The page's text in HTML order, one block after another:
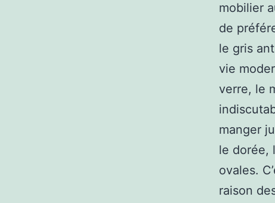
mobilier
de
le gris
vie
verre, le
manger
le dorée,
ovales.
raison